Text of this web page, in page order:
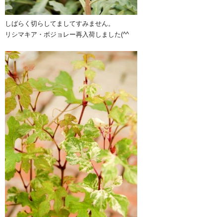
しばらく切らしてましてすみません。
リシマキア・ボジョレー再入荷しました(^^ゞ